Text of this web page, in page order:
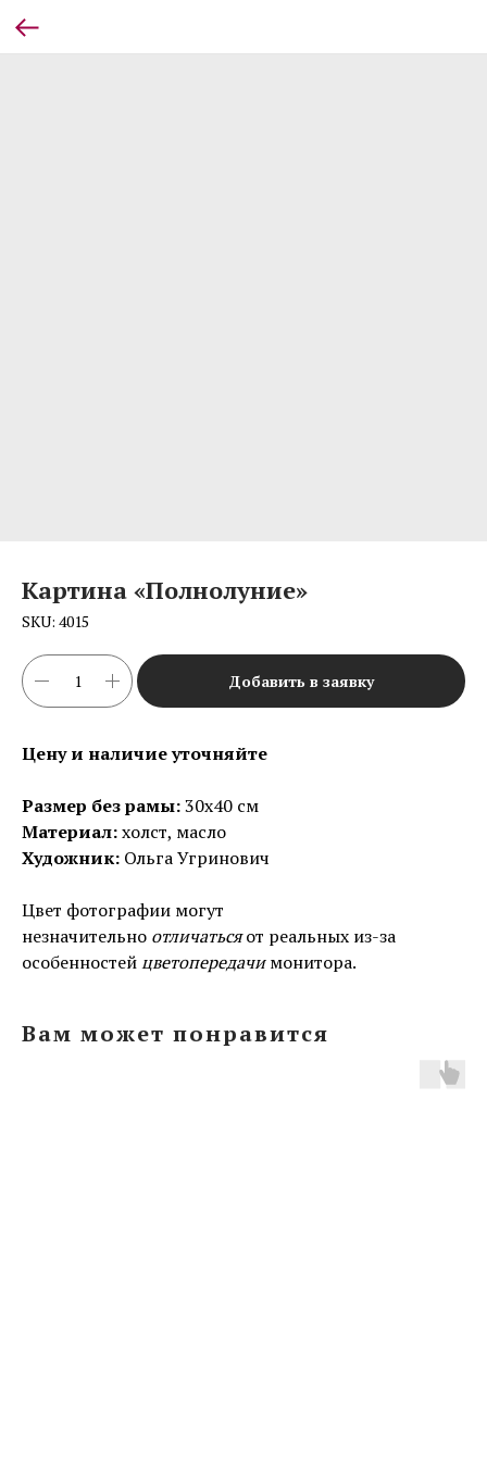
Картина «Полнолуние»
SKU: 4015
Добавить в заявку
Цену и наличие уточняйте
Размер без рамы:30х40 см
Материал:холст, масло
Художник: Ольга Угринович
Цвет фотографии могут
незначительно отличатьсяот реальных из-за
особенностейцветопередачимонитора.
Вам может понравится